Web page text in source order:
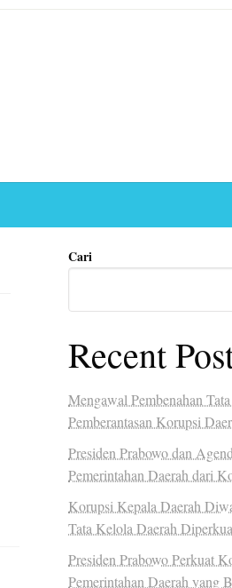
Cari
Recent
Mengawal Pembenahan
Pemberantasan Korupsi
Presiden Prabowo dan
Pemerintahan Daerah dari
Korupsi Kepala Daerah
Tata Kelola Daerah
Presiden Prabowo Perkuat
Pemerintahan Daerah yang